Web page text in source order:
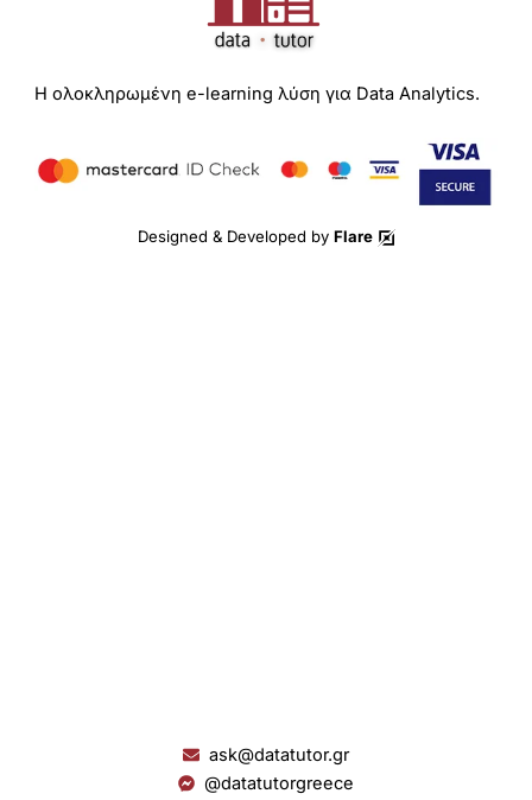
Η ολοκληρωμένη e-learning λύση για Data Analytics.
Designed & Developed by Flare
ask@datatutor.gr
@datatutorgreece